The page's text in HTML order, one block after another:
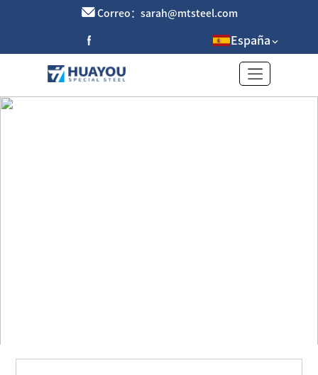
Correo：sarah@mtsteel.com
España